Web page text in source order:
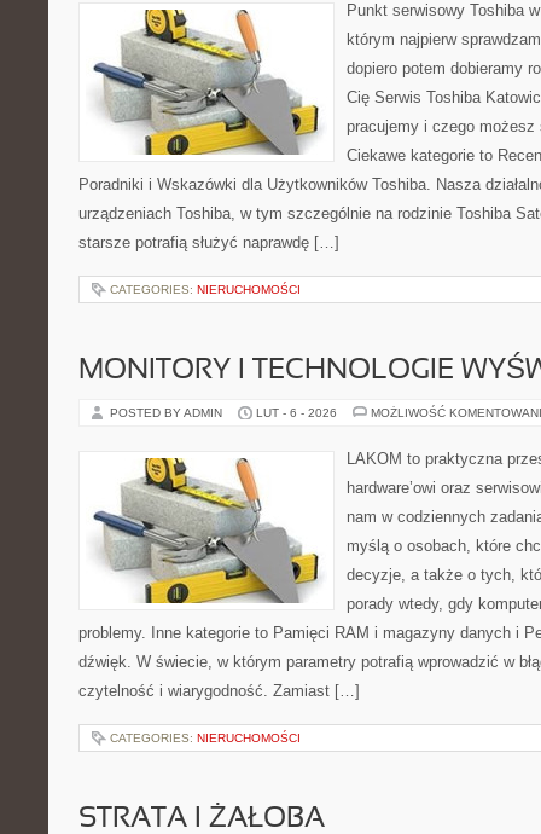
Punkt serwisowy Toshiba
którym najpierw
dopiero potem dobieramy
Cię Serwis Toshiba
pracujemy i czego możesz
Ciekawe kategorie to
Poradniki i Wskazówki dla Użytkowników Toshiba. Nasza
urządzeniach Toshiba, w tym szczególnie na rodzinie Toshiba
starsze potrafią służyć naprawdę […]
CATEGORIES: NIERUCHOMOŚCI
MONITORY I TECHNOLOGIE
POSTED BY ADMIN LUT - 6 - 2026 MOŻLIWOŚĆ
LAKOM to praktyczna
hardware’owi oraz
nam w codziennych
myślą o osobach, które
decyzje, a także o tych,
porady wtedy, gdy
problemy. Inne kategorie to Pamięci RAM i magazyny danych i
dźwięk. W świecie, w którym parametry potrafią wprowadzić w
czytelność i wiarygodność. Zamiast […]
CATEGORIES: NIERUCHOMOŚCI
STRATA I ŻAŁOBA